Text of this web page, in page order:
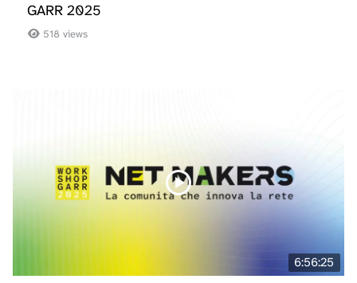
GARR 2025
518 views
6:56:25